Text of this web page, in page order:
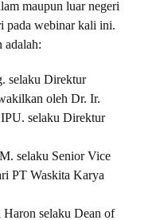
maupun luar negeri
pada webinar kali ini.
adalah:
selaku Direktur
oleh Dr. Ir.
selaku Direktur
selaku Senior Vice
PT Waskita Karya
selaku Dean of